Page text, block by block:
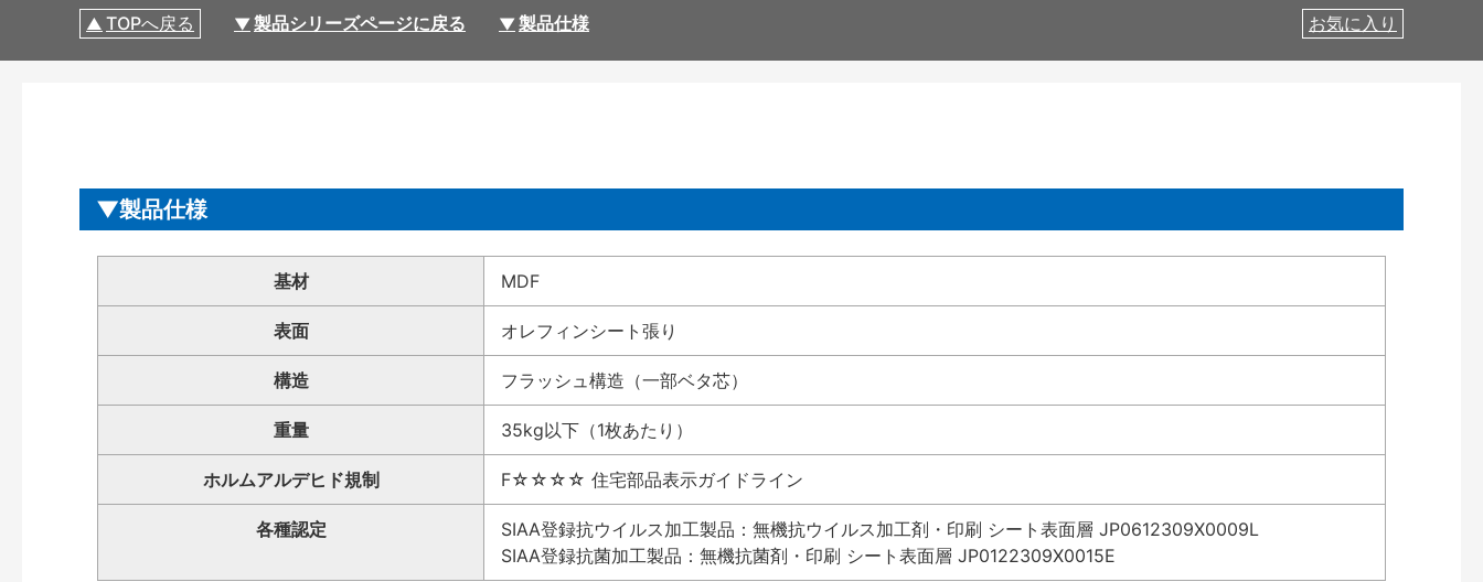
TOPへ戻る 製品シリーズページに戻る 製品仕様 お気に入り
製品仕様
基材 MDF
表面 オレフィンシート張り
構造 フラッシュ構造（一部ベタ芯）
重量 35kg以下（1枚あたり）
ホルムアルデヒド規制 F☆☆☆☆ 住宅部品表示ガイドライン
各種認定
SIAA登録抗ウイルス加工製品：無機抗ウイルス加工剤・印刷 シート表面層 JP0612309X0009L
SIAA登録抗菌加工製品：無機抗菌剤・印刷 シート表面層 JP0122309X0015E